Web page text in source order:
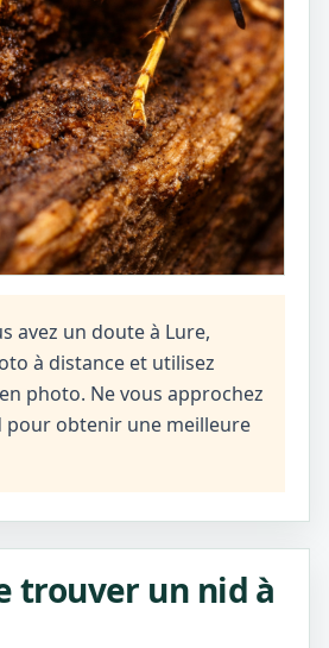
avez un doute à Lure,
à distance et utilisez
photo. Ne vous approchez
pour obtenir une meilleure
trouver un nid à